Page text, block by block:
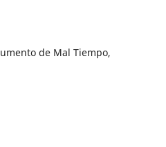
de Mal Tiempo,